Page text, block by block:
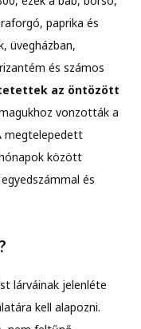
paprika és
üvegházban,
és számos
az öntözött
vonzották a
megtelepedett
között
és
lárváinak jelenléte
kell alapozni.